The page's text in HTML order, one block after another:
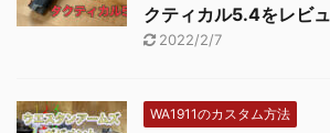
クティカル5.4をレビ
2022/2/7
WA1911のカスタム方法